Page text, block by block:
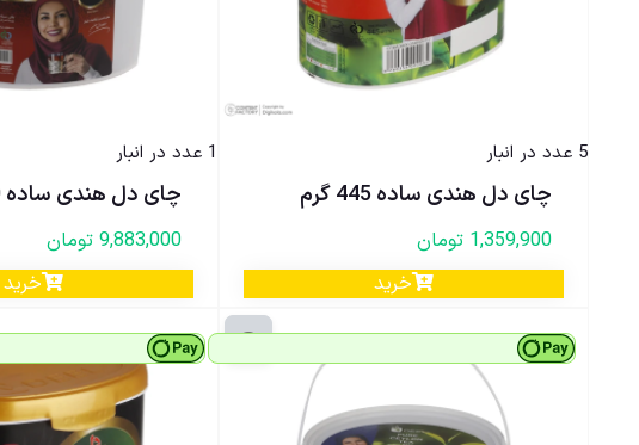
5 عدد در انبار
چای دل هندی ساده 445 گرم
1,359,900 تومان
خرید
1 عدد در انبار
چای دل هندی ساده 4450 گرم
9,883,000 تومان
خرید